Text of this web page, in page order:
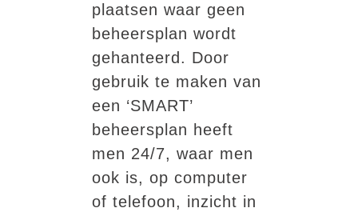
plaatsen waar geen
beheersplan wordt
gehanteerd. Door
gebruik te maken van
een ‘SMART’
beheersplan heeft
men 24/7, waar men
ook is, op computer
of telefoon, inzicht in